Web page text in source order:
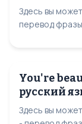
Здесь вы
перевод фразы
You're
русский
Здесь вы